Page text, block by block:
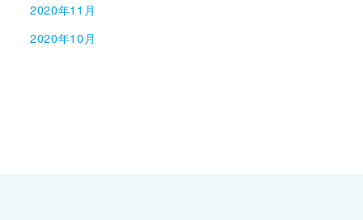
2020年11月
2020年10月